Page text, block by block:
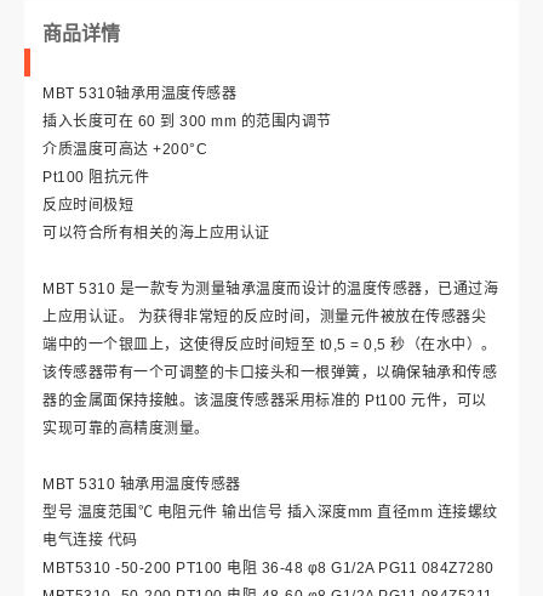
商品详情
MBT 5310轴承用温度传感器
插入长度可在 60 到 300 mm 的范围内调节
介质温度可高达 +200°C
Pt100 阻抗元件
反应时间极短
可以符合所有相关的海上应用认证
MBT 5310 是一款专为测量轴承温度而设计的温度传感器，已通过海
上应用认证。 为获得非常短的反应时间，测量元件被放在传感器尖
端中的一个银皿上，这使得反应时间短至 t0,5 = 0,5 秒（在水中）。
该传感器带有一个可调整的卡口接头和一根弹簧，以确保轴承和传感
器的金属面保持接触。该温度传感器采用标准的 Pt100 元件，可以
实现可靠的高精度测量。
MBT 5310 轴承用温度传感器
型号 温度范围℃ 电阻元件 输出信号 插入深度mm 直径mm 连接螺纹
电气连接 代码
MBT5310 -50-200 PT100 电阻 36-48 φ8 G1/2A PG11 084Z7280